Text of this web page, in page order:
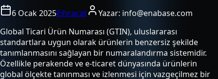
6 Ocak 2025Eihracat Yazar: info@enabase.com
Global Ticari Ürün Numarası (GTIN), uluslararası
standartlara uygun olarak ürünlerin benzersiz şekilde
tanımlanmasını sağlayan bir numaralandırma sistemidir.
Özellikle perakende ve e-ticaret dünyasında ürünlerin
global ölçekte tanınması ve izlenmesi için vazgeçilmez bir